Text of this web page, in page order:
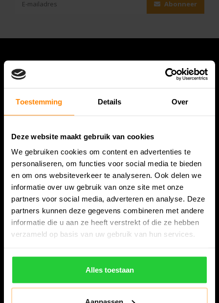
Toestemming Details Over
Deze website maakt gebruik van cookies
We gebruiken cookies om content en advertenties te
personaliseren, om functies voor social media te bieden
en om ons websiteverkeer te analyseren. Ook delen we
informatie over uw gebruik van onze site met onze
partners voor social media, adverteren en analyse. Deze
partners kunnen deze gegevens combineren met andere
informatie die u aan ze heeft verstrekt of die ze hebben
verzameld op basis van uw gebruik van hun services.
Alles toestaan
Abonneer
Bespanracket.nl is dé racketspecialist van Lelystad en
omstreken.
Snijdersstraat 6
8224 AA Lelystad
Nederland